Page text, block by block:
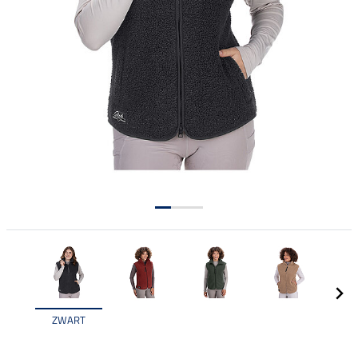
ZWART